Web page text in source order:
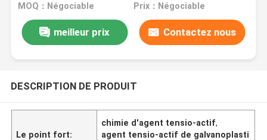
MOQ：Négociable Prix：Négociable
meilleur prix Contactez nous
DESCRIPTION DE PRODUIT
Le point fort:
chimie d'agent tensio-actif,
agent tensio-actif de galvanoplasti